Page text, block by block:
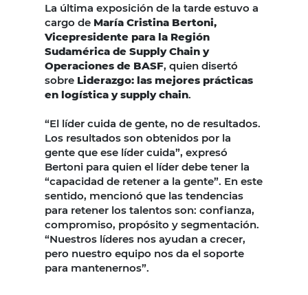
La última exposición de la tarde estuvo a
cargo de María Cristina Bertoni,
Vicepresidente para la Región
Sudamérica de Supply Chain y
Operaciones de BASF, quien disertó
sobre Liderazgo: las mejores prácticas
en logística y supply chain.
“El líder cuida de gente, no de resultados.
Los resultados son obtenidos por la
gente que ese líder cuida”, expresó
Bertoni para quien el líder debe tener la
“capacidad de retener a la gente”. En este
sentido, mencionó que las tendencias
para retener los talentos son: confianza,
compromiso, propósito y segmentación.
“Nuestros líderes nos ayudan a crecer,
pero nuestro equipo nos da el soporte
para mantenernos”.